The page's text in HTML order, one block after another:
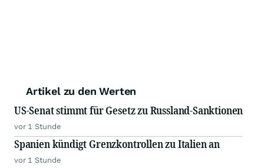
Artikel zu den Werten
US-Senat stimmt für Gesetz zu Russland-Sanktionen
vor 1 Stunde
Spanien kündigt Grenzkontrollen zu Italien an
vor 1 Stunde